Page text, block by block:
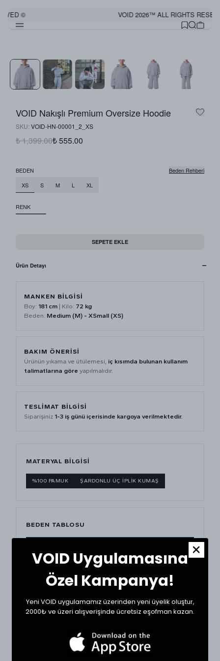
© VOID 2026™ ALL RIGHTS
VOID Nakışlı Premium Oversize Hoodie
SKU: VOID-HN-00001_2_XS
₺ 1,399.00₺ 555.00
BEDEN
Beden Rehberi
XS
S M L XL
RENK
SEPETE EKLE
Ürün Detayı
MANKEN BİLGİSİ
Boy: 181 cm | Kilo: 72 kg
Beden: Medium (M) - XSmall (XS)
BAKIM ÖNERİSİ
Ürünün yıkama ve ütülemesi, iç kısımda bulunan kullanım
talimatlarına göre yapılmalıdır.
TESLİMAT BİLGİSİ
Siparişiniz 1-3 iş günü içerisinde kargoya verilmektedir.
MATERYAL BİLGİSİ
%100 PAMUK ŞARDONLU ÜÇ İPLİK KUMAŞ
BEDEN TABLOSU
XSmall
Medium 63 70
65
VOID Uygulamasına
Özel Kampanya!
Yeni VOID uygulamamız üzerinden yeni üyelik oluştur,
2000₺ ve üzeri alışverişinde ücretsiz eşofman kazan.